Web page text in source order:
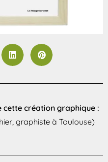
cette création graphique :
graphiste à Toulouse)